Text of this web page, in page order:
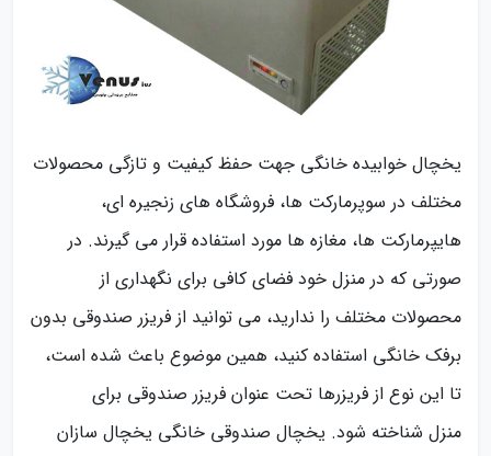
یخچال خوابیده خانگی جهت حفظ کیفیت و تازگی محصولات
مختلف در سوپرمارکت‌ ها، فروشگاه‌ های زنجیره ای،
هایپرمارکت ها، مغازه ها مورد استفاده قرار می گیرند. در
صورتی که در منزل خود فضای کافی برای نگهداری از
محصولات مختلف را ندارید، می توانید از فریزر صندوقی بدون
برفک خانگی استفاده کنید، همین موضوع باعث شده است،
تا این نوع از فریزرها تحت عنوان فریزر صندوقی برای
منزل شناخته شود. یخچال صندوقی خانگی یخچال سازان